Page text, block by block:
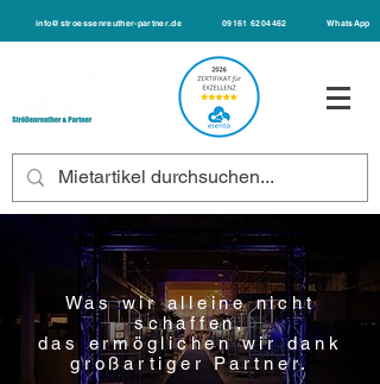
info@stroessenreuther-partner.de 09161 6204462 WhatsApp
Was wir alleine nicht
schaffen,
das ermöglichen wir dank
großartiger Partner.